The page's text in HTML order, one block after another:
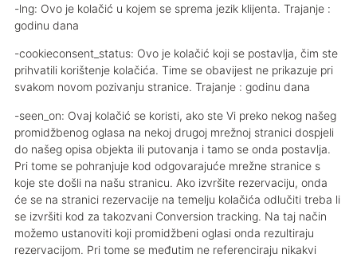
-lng: Ovo je kolačić u kojem se sprema jezik klijenta. Trajanje :
godinu dana
-cookieconsent_status: Ovo je kolačić koji se postavlja, čim ste
prihvatili korištenje kolačića. Time se obavijest ne prikazuje pri
svakom novom pozivanju stranice. Trajanje : godinu dana
-seen_on: Ovaj kolačić se koristi, ako ste Vi preko nekog našeg
promidžbenog oglasa na nekoj drugoj mrežnoj stranici dospjeli
do našeg opisa objekta ili putovanja i tamo se onda postavlja.
Pri tome se pohranjuje kod odgovarajuće mrežne stranice s
koje ste došli na našu stranicu. Ako izvršite rezervaciju, onda
će se na stranici rezervacije na temelju kolačića odlučiti treba li
se izvršiti kod za takozvani Conversion tracking. Na taj način
možemo ustanoviti koji promidžbeni oglasi onda rezultiraju
rezervacijom. Pri tome se međutim ne referenciraju nikakvi